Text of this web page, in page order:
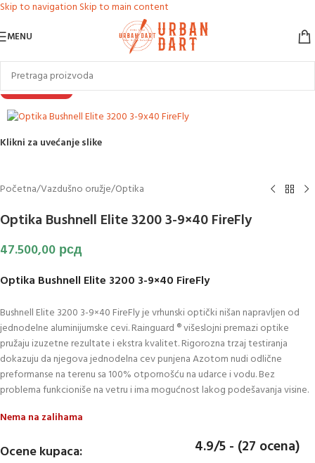
Skip to navigation Skip to main content
MENU
NEMA NA STANJU
Klikni za uvećanje slike
Početna/Vazdušno oružje/Optika
Optika Bushnell Elite 3200 3-9×40 FireFly
47.500,00 рсд
Optika Bushnell Elite 3200 3-9×40 FireFly
Bushnell Elite 3200 3-9×40 FireFly je vrhunski optički nišan napravljen od
jednodelne aluminijumske cevi. Rаinguаrd ® višeslojni premаzi optike
pružaju izuzetne rezultate i ekstra kvalitet. Rigorozna trzaj testiranja
dokazuju da njegova jednodelna cev punjena Azotom nudi odlične
preformanse na terenu sa 100% otpornošću na udarce i vodu. Bez
problema funkcioniše na vetru i ima mogućnost lakog podešavanja visine.
Nema na zalihama
Ocene kupaca: 4.9/5 - (27 ocena)